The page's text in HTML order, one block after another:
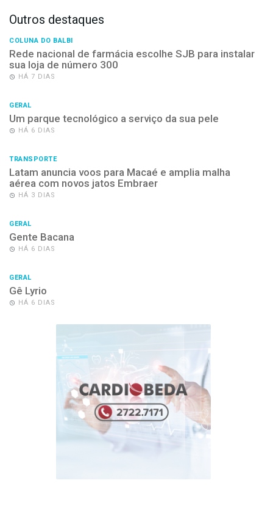
Outros destaques
COLUNA DO BALBI
Rede nacional de farmácia escolhe SJB para instalar
sua loja de número 300
HÁ 7 DIAS
GERAL
Um parque tecnológico a serviço da sua pele
HÁ 6 DIAS
TRANSPORTE
Latam anuncia voos para Macaé e amplia malha
aérea com novos jatos Embraer
HÁ 3 DIAS
GERAL
Gente Bacana
HÁ 6 DIAS
GERAL
Gê Lyrio
HÁ 6 DIAS